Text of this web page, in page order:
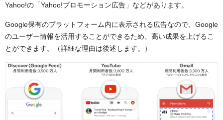
Yahoo!の「Yahoo!プロモーション広告」などがあります。
Google保有のプラットフォーム内に表示される広告なので、Google
のユーザー情報を活用することができるため、高い成果を上げるこ
とができます。（詳細な理由は後述します。）